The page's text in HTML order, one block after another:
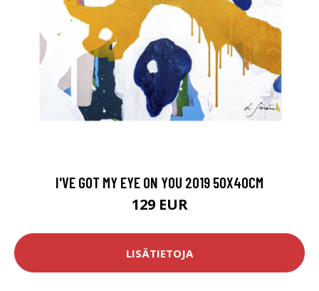
I'VE GOT MY EYE ON YOU 2019 50X40CM
129 EUR
LISÄTIETOJA